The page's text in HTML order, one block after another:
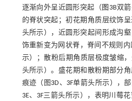
逐渐向外呈近圆形突起（ 图3B双
的脊状突起；初花期角质层纹饰
头所示），近圆形突起间形成沟
饰重新变为网状脊，脊间不规则内
示）；散粉后期角质层极度皱缩
头所示）。盛花期和散粉期部分
痕迹（图 3D、 3F单箭头所示），
3E、 3F三箭头所示），表明川莓